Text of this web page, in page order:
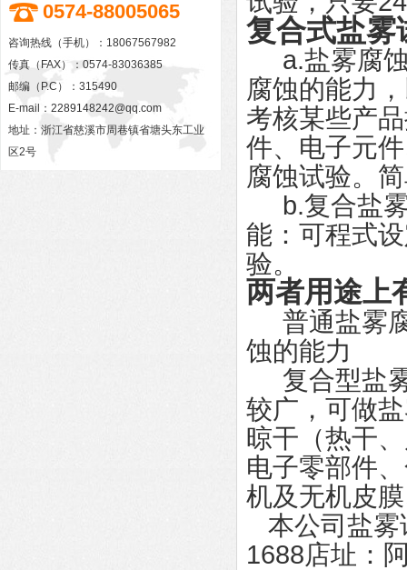
0574-88005065
咨询热线（手机）：18067567982
传真（FAX）：0574-83036385
邮编（P.C）：315490
E-mail： 2289148242@qq.com
地址：浙江省慈溪市周巷镇省塘头东工业
区2号
复合式盐雾
a.盐雾腐蚀
腐蚀的能力
考核某些产
件、电子元
腐蚀试验。
b.复合盐雾
能：可程式
验。
两者用途上
普通盐雾腐
蚀的能力
复合型盐雾
较广，可做
晾干（热干
电子零部件
机及无机皮
本公司盐雾
1688店址：